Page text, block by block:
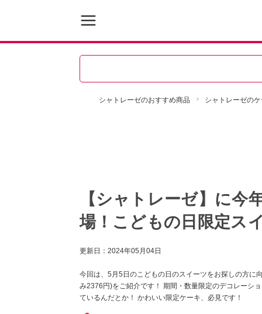
シャトレーゼのおすすめ商品 シャトレーゼの
【シャトレーゼ】に今
場！こどもの日限定ス
更新日： 2024年05月04日
今回は、5月5日のこどもの日のスイーツをお探しの方に
み2376円)をご紹介です！ 期間・数量限定のデコレーシ
ているんだとか！ かわいい限定ケーキ、必見です！